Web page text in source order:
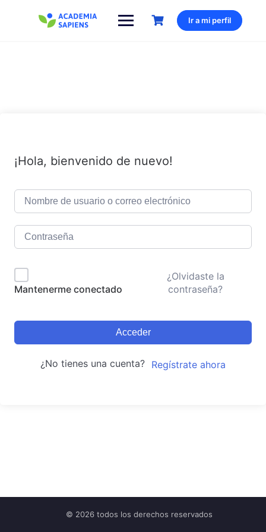
Ir a mi perfil
¡Hola, bienvenido de nuevo!
Mantenerme conectado
¿Olvidaste la
contraseña?
Acceder
¿No tienes una cuenta? Regístrate ahora
© 2026 todos los derechos reservados